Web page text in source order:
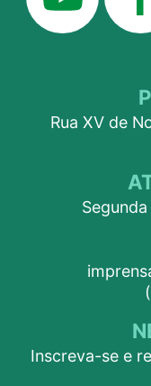
Rua XV de
Inscreva-se e